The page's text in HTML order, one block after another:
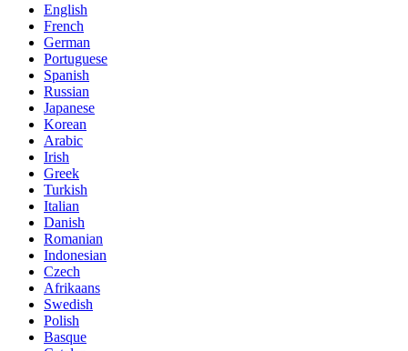
English
French
German
Portuguese
Spanish
Russian
Japanese
Korean
Arabic
Irish
Greek
Turkish
Italian
Danish
Romanian
Indonesian
Czech
Afrikaans
Swedish
Polish
Basque